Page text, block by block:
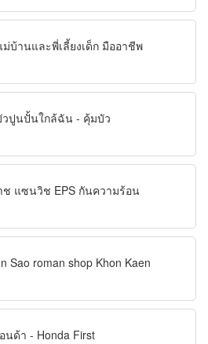
บ้านและพี่เลี้ยงเด็ก มืออาชีพ
วปูนปั้นใกล้ฉัน - คุ้มบัว
ช แซนวิช EPS กันความร้อน
Sao roman shop Khon Kaen
ด้า - Honda First